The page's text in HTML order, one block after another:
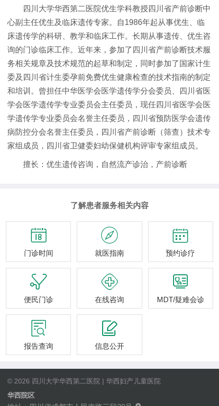
四川大学华西第二医院优生学科教授四川省产前诊断中
心副主任优生及临床遗传专家。自1986年起从事优生、临
床遗传学的科研、教学和临床工作。长期从事遗传、优生咨
询的门诊临床工作。近年来，参加了四川省产前诊断技术服
务相关规章及技术规范的起草和制定，同时参加了国家计生
委及四川省计生委孕前免费优生健康检查的技术指南的制定
和培训。曾担任中华医学会医学遗传学分会委员、四川省医
学会医学遗传学专业委员会主任委员，现任四川省医学会医
学遗传学专业委员会名誉主任委员，四川省预防医学会遗传
病防控分会名誉主任委员，四川省产前诊断（筛查）技术专
家组成员，四川省卫健委妇幼保健机构评审专家组成员。
擅长：优生遗传咨询，自然流产诊治，产前诊断
了解患者服务相关内容

门诊时间

就医指南

预约诊疗

便民门诊

在线咨询

MDT/疑难会诊

报告查询

信息公开
© 2026 四川大学华西第二医院 | 华西妇产儿童医院
华西院区